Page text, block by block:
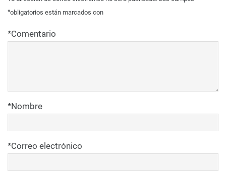
obligatorios están marcados con
*
Comentario
*
Nombre
*
Correo electrónico
*